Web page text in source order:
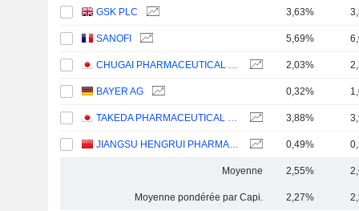
GSK PLC 3,63%
SANOFI 5,69%
CHUGAI PHARMACEUTICAL CO., LTD. 2,03%
BAYER AG 0,32%
TAKEDA PHARMACEUTICAL COMPANY LIMITED 3,88%
JIANGSU HENGRUI PHARMACEUTICALS CO.,LTD 0,49%
Moyenne 2,55%
Moyenne pondérée par Capi. 2,27%